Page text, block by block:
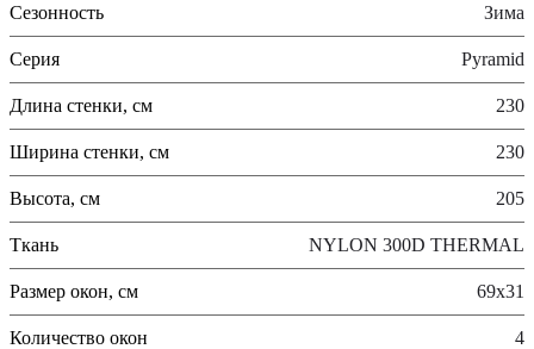
Сезонность Зима
Серия Pyramid
Длина стенки, см 230
Ширина стенки, см 230
Высота, см 205
Ткань NYLON 300D THERMAL
Размер окон, см 69x31
Количество окон 4